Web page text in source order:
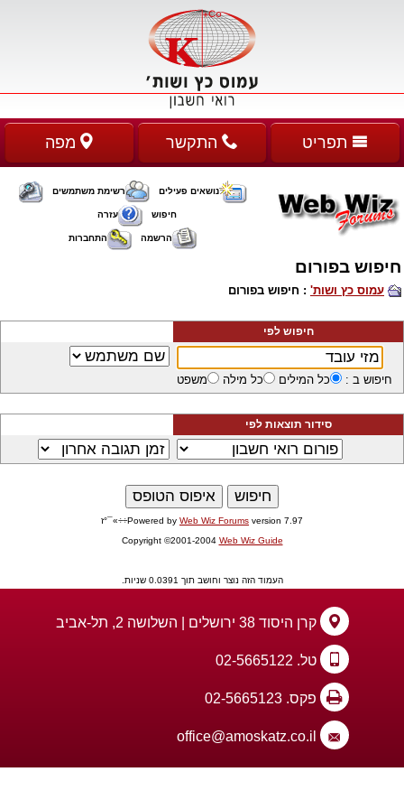
תפריט התקשר מפה
נושאים פעילים רשימת משתמשים
חיפוש עזרה
הרשמה התחברות
חיפוש בפורום
עמוס כץ ושות' : חיפוש בפורום
חיפוש לפי
חיפוש ב : כל המילים כל מילה משפט
סידור תוצאות לפי
Powered by Web Wiz Forums version 7.97÷÷»¯°ז
Copyright ©2001-2004 Web Wiz Guide
העמוד הזה נוצר וחושב תוך 0.0391 שניות.
קרן היסוד 38 ירושלים | השלושה 2, תל-אביב
טל. 02-5665122
פקס. 02-5665123
office@amoskatz.co.il